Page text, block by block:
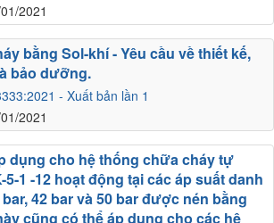
2021
- Xuất bản lần 1
2021
bằng Sol-khí - Yêu cầu về thiết kế,
bảo dưỡng.
dụng cho hệ thống chữa cháy tự
1 -12 hoạt động tại các áp suất danh
42 bar và 50 bar được nén bằng
cũng có thể áp dụng cho các hệ